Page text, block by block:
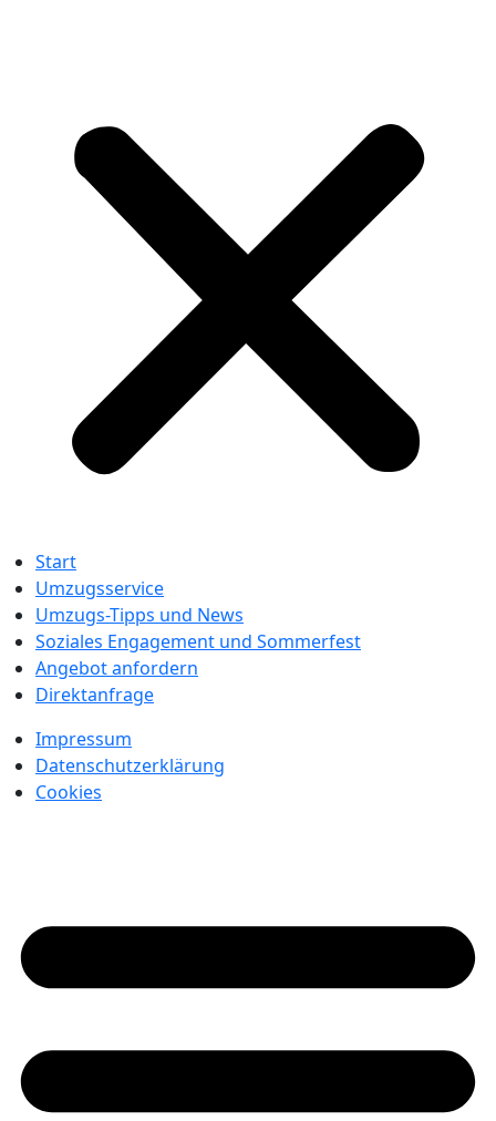
Start
Umzugsservice
Umzugs-Tipps und News
Soziales Engagement und Sommerfest
Angebot anfordern
Direktanfrage
Impressum
Datenschutzerklärung
Cookies